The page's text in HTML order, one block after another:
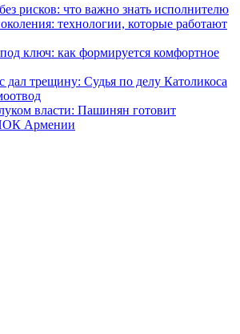
рисков: что важно знать исполнителю
технологии, которые работают
ключ: как формируется комфортное
дал трещину: Судья по делу Католикоса
власти: Пашинян готовит
Армении